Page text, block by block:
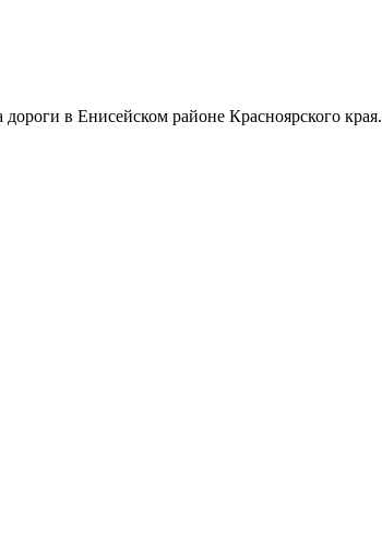
в Енисейском районе Красноярского края.